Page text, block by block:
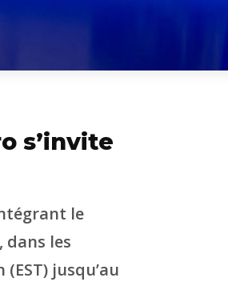
s’invite
le
dans les
jusqu’au